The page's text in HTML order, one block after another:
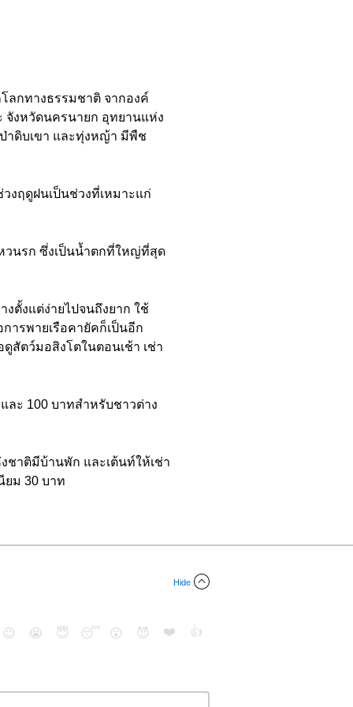
ลกทางธรรมชาติ จากองค์
จังหวัดนครนายก อุทยานแห่ง
าดิบเขา และทุ่งหญ้า มีพืช
งฤดูฝนเป็นช่วงที่เหมาะแก่
วนรก ซึ่งเป็นน้ำตกที่ใหญ่ที่สุด
ตั้งแต่ง่ายไปจนถึงยาก ใช้
ารพายเรือคายัคก็เป็นอีก
สัตว์มอสิงโตในตอนเช้า เช่า
ละ 100 บาทสำหรับชาวต่าง
ชาติมีบ้านพัก และเต้นท์ให้เช่า
ยม 30 บาท
Hide
😉 😭 😇 😴 😮 😈 ❤️ 👍